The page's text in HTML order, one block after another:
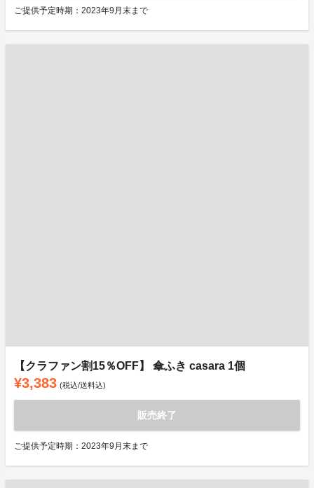
ご提供予定時期：2023年9月末まで
【クラファン割15％OFF】 傘ふき casara 1個
¥3,383 (税込/送料込)
販売終了
ご提供予定時期：2023年9月末まで